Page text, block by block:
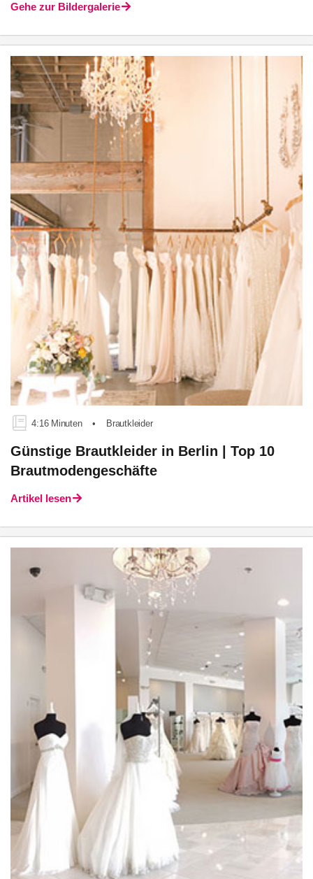
Gehe zur Bildergalerie
4:16 Minuten • Brautkleider
Günstige Brautkleider in Berlin | Top 10
Brautmodengeschäfte
Artikel lesen